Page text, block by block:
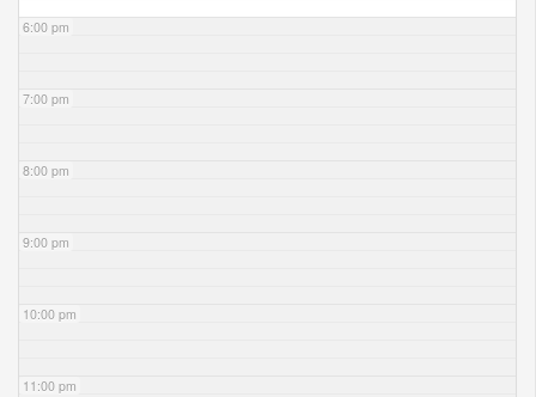
6:00 pm
7:00 pm
8:00 pm
9:00 pm
10:00 pm
11:00 pm